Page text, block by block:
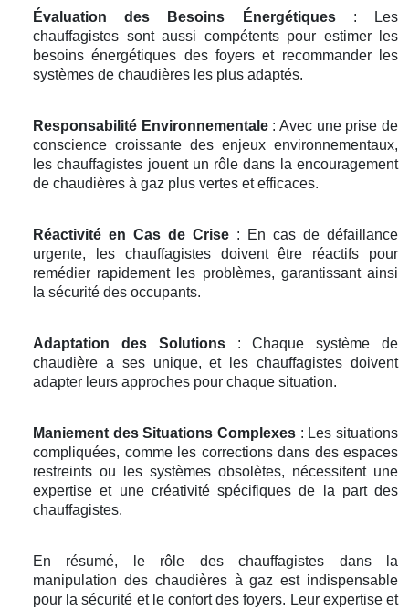
Évaluation des Besoins Énergétiques: Les
chauffagistes sont aussi compétents pour estimer les
besoins énergétiques des foyers et recommander les
systèmes de chaudières les plus adaptés.
Responsabilité Environnementale: Avec une prise de
conscience croissante des enjeux environnementaux,
les chauffagistes jouent un rôle dans la encouragement
de chaudières à gaz plus vertes et efficaces.
Réactivité en Cas de Crise : En cas de défaillance
urgente, les chauffagistes doivent être réactifs pour
remédier rapidement les problèmes, garantissant ainsi
la sécurité des occupants.
Adaptation des Solutions: Chaque système de
chaudière a ses unique, et les chauffagistes doivent
adapter leurs approches pour chaque situation.
Maniement des Situations Complexes : Les situations
compliquées, comme les corrections dans des espaces
restreints ou les systèmes obsolètes, nécessitent une
expertise et une créativité spécifiques de la part des
chauffagistes.
En résumé, le rôle des chauffagistes dans la
manipulation des chaudières à gaz est indispensable
pour la sécurité et le confort des foyers. Leur expertise et